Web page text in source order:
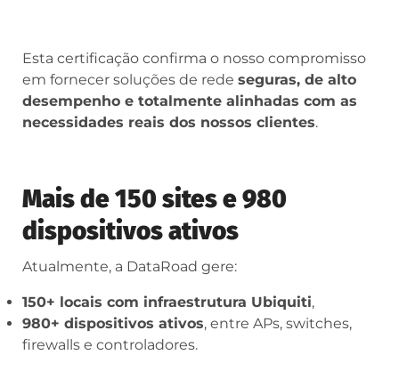
Esta certificação confirma o nosso compromisso
em fornecer soluções de rede seguras, de alto
desempenho e totalmente alinhadas com as
necessidades reais dos nossos clientes.
Mais de 150 sites e 980
dispositivos ativos
Atualmente, a DataRoad gere:
150+ locais com infraestrutura Ubiquiti,
980+ dispositivos ativos, entre APs, switches,
firewalls e controladores.